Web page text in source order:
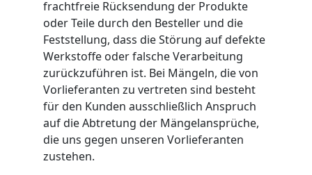
frachtfreie Rücksendung der Produkte
oder Teile durch den Besteller und die
Feststellung, dass die Störung auf defekte
Werkstoffe oder falsche Verarbeitung
zurückzuführen ist. Bei Mängeln, die von
Vorlieferanten zu vertreten sind besteht
für den Kunden ausschließlich Anspruch
auf die Abtretung der Mängelansprüche,
die uns gegen unseren Vorlieferanten
zustehen.